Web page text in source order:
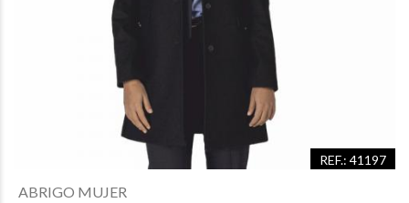
REF.: 41197
ABRIGO MUJER